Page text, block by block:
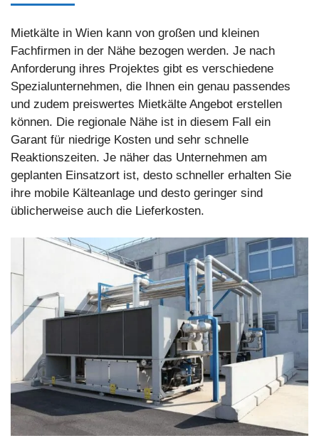
Mietkälte in Wien kann von großen und kleinen
Fachfirmen in der Nähe bezogen werden. Je nach
Anforderung ihres Projektes gibt es verschiedene
Spezialunternehmen, die Ihnen ein genau passendes
und zudem preiswertes Mietkälte Angebot erstellen
können. Die regionale Nähe ist in diesem Fall ein
Garant für niedrige Kosten und sehr schnelle
Reaktionszeiten. Je näher das Unternehmen am
geplanten Einsatzort ist, desto schneller erhalten Sie
ihre mobile Kälteanlage und desto geringer sind
üblicherweise auch die Lieferkosten.